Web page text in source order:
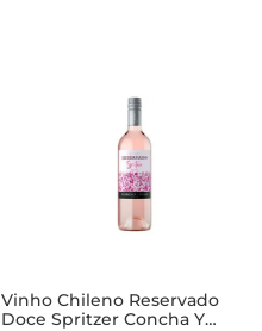
Vinho Chileno Reservado
Doce Spritzer Concha Y